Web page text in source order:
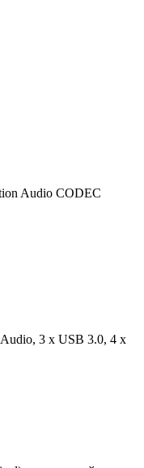
Audio CODEC
3 x USB 3.0, 4 x